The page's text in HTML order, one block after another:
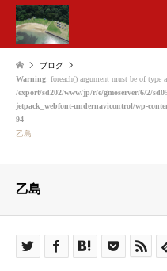
ブログ
Warning: foreach() argument must be of type
/export/sd202/www/jp/r/e/gmoserver/6/2/
jetpack_webfont-undernavicontrol/wp-
94
乙島
乙島